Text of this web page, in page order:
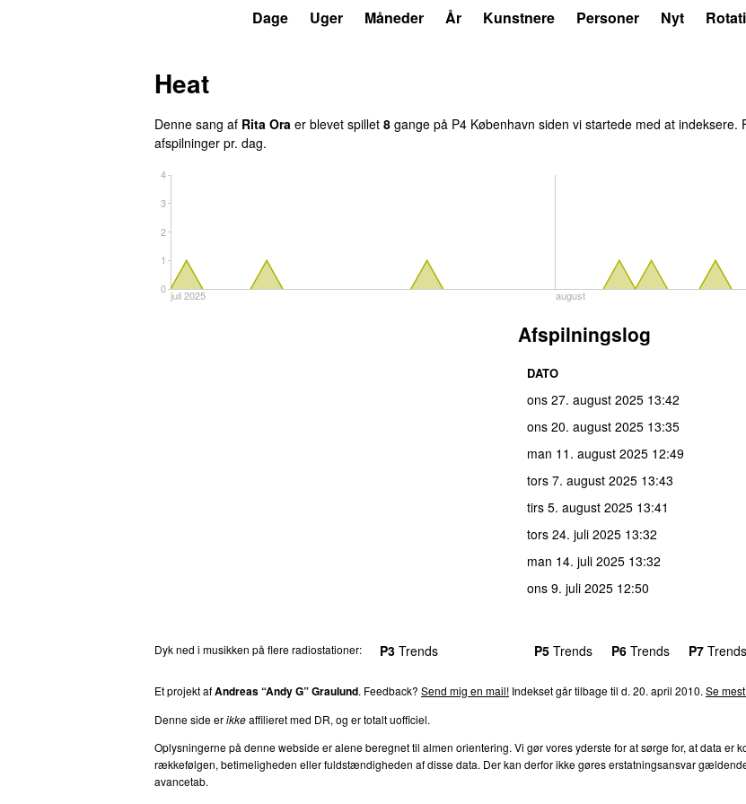
Dage Uger Måneder År Kunstnere Personer Nyt
Heat
Denne sang af Rita Ora er blevet spillet 8 gange på P4 København siden vi startede med at indeksere.
afspilninger pr. dag.
juli 2025 august
0
1
2
3
4
Afspilningslog
DATO
ons 27. august 2025 13:42
ons 20. august 2025 13:35
man 11. august 2025 12:49
tors 7. august 2025 13:43
tirs 5. august 2025 13:41
tors 24. juli 2025 13:32
man 14. juli 2025 13:32
ons 9. juli 2025 12:50
Dyk ned i musikken på flere radiostationer: P3 Trends P5 Trends P6 Trends P7 Trends
Et projekt afAndreas “Andy G” Graulund. Feedback? Send mig en mail! Indekset går tilbage til d. 20. april 2010. Se
Denne side erikkeaffilieret med DR, og er totalt uofficiel.
Oplysningerne på denne webside er alene beregnet til almen orientering. Vi gør vores yderste for at sørge for, at data er
rækkefølgen, betimeligheden eller fuldstændigheden af disse data. Der kan derfor ikke gøres erstatningsansvar
avancetab.